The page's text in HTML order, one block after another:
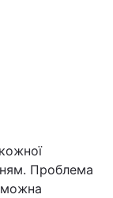
Проблема